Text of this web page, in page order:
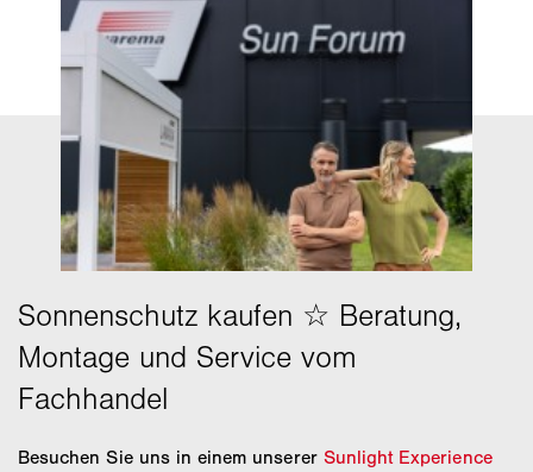
Besuchen Sie uns in einem unserer Sunlight Experience